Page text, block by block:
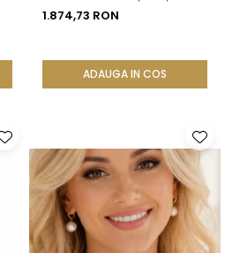
Cercei, Aur Galben 14K |
1.874,73 RON
ADAUGA IN COS